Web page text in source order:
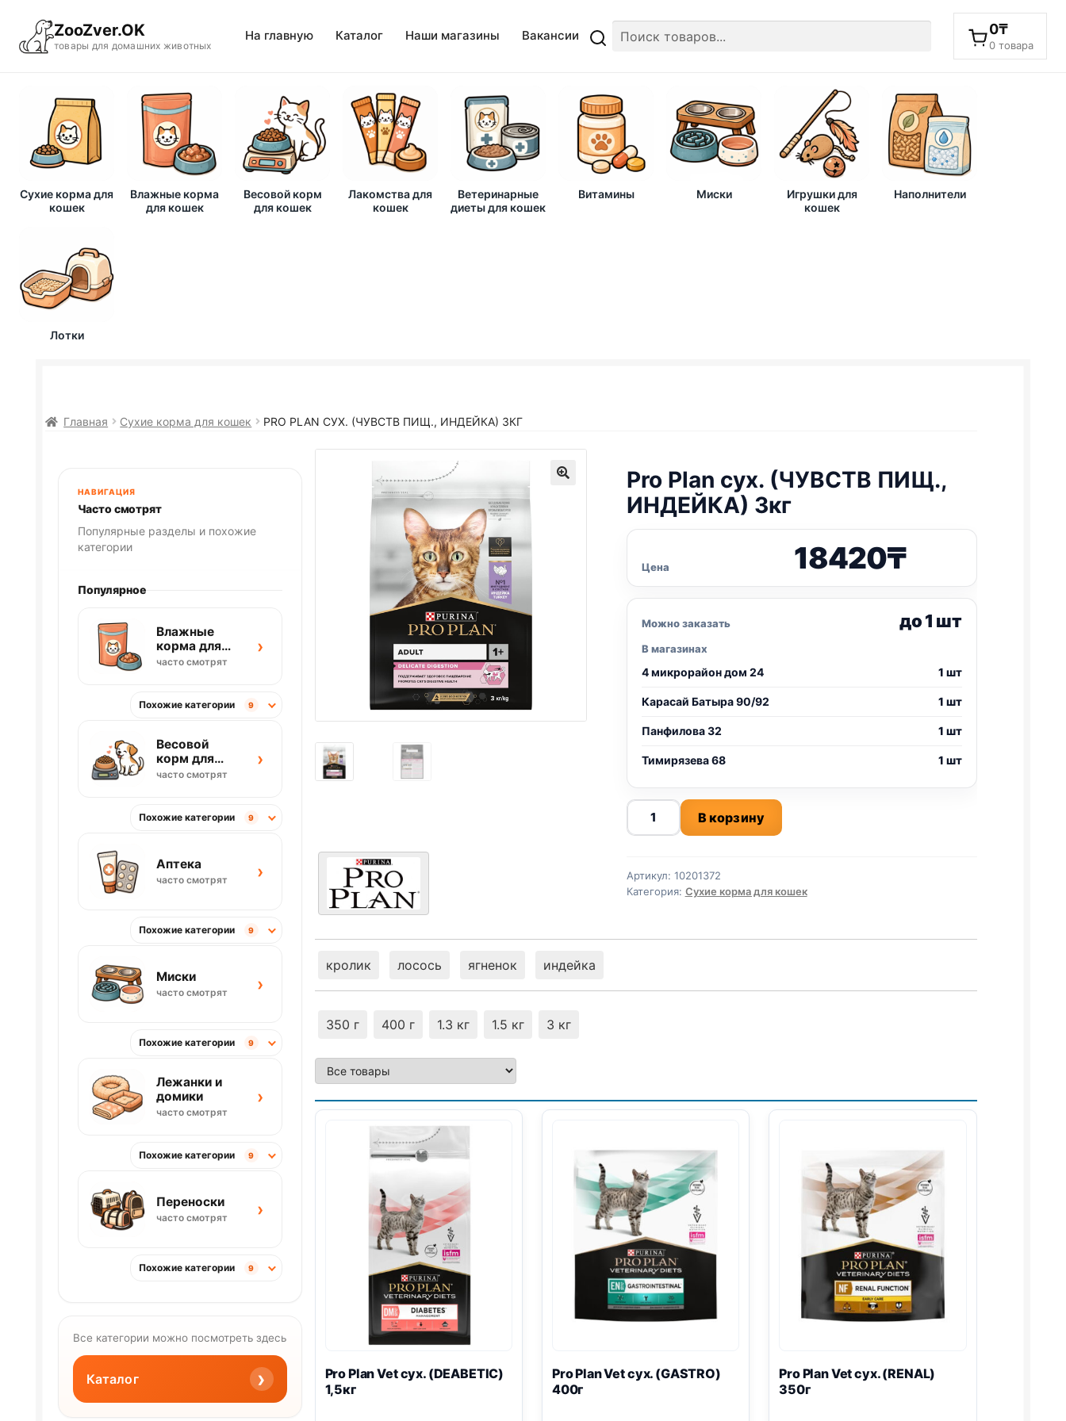
ZooZver.OK
товары для домашних животных
На главную Каталог Наши магазины Вакансии 0₸
0 товара
Сухие корма для
кошек
Влажные корма
для кошек
Весовой корм
для кошек
Лакомства для
кошек
Ветеринарные
диеты для кошек
Витамины Миски
Игрушки для
кошек
Наполнители
Лотки
Главная Сухие корма для кошек PRO PLANСУХ. (ЧУВСТВ ПИЩ., ИНДЕЙКА) 3КГ
Pro Plan сух. (ЧУВСТВ ПИЩ.,
ИНДЕЙКА) 3кг
Цена 18420₸
Можно заказать до 1 шт
В магазинах
4 микрорайон дом 24 1 шт
Карасай Батыра 90/92 1 шт
Панфилова 32 1 шт
Тимирязева 68 1 шт
Количество
товара
сух.
ИНДЕЙКА)
В корзину
Артикул: 10201372
Категория: Сухие корма для кошек
кролик лосось ягненок индейка
350 г 400 г 1.3 кг 1.5 кг 3 кг
Pro PlanVet сух. (DEABETIC)
1,5кг
Pro PlanVet сух. (GASTRO)
400г
Pro PlanVet сух. (RENAL)
350г
НАВИГАЦИЯ
Часто смотрят
Популярные разделы и похожие
категории
Популярное
Влажные
корма для
кошек
часто смотрят
›
Похожие категории 9
Весовой
корм для
собак
часто смотрят
›
Похожие категории 9
Аптека
часто смотрят ›
Похожие категории 9
Миски
часто смотрят ›
Похожие категории 9
Лежанки и
домики
часто смотрят
›
Похожие категории 9
Переноски
часто смотрят ›
Похожие категории 9
Все категории можно посмотреть здесь
Каталог ›